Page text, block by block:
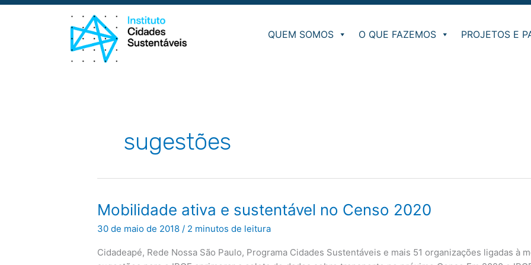
Ir
QUEM SOMOS O QUE FAZEMOS PROJETOS E
sugestões
Mobilidade ativa e sustentável no Censo 2020
30 de maio de 2018/ 2 minutos de leitura
Cidadeapé, Rede Nossa São Paulo, Programa Cidades Sustentáveis e mais 51 organizações ligadas à
Mobilidade
ativa
sustentável
Censo
2020